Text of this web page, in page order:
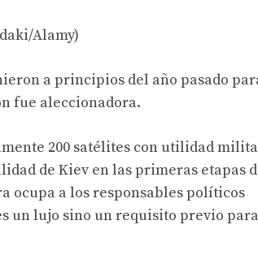
Alamy)
a principios del año pasado
fue aleccionadora.
200 satélites con utilidad
de Kiev en las primeras etapas
ocupa a los responsables políticos
un lujo sino un requisito previo